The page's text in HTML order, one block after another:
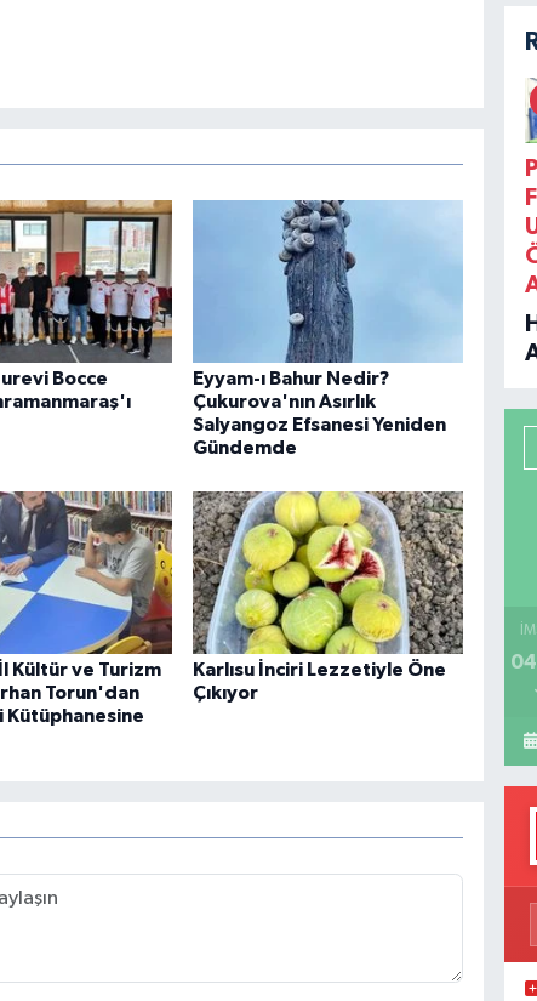
Bocce
Eyyam-ı Bahur Nedir?
Çukurova'nın Asırlık
Salyangoz Efsanesi Yeniden
Gündemde
Kültür ve Turizm
Torun'dan
Kütüphanesine
Karlısu İnciri Lezzetiyle Öne
Çıkıyor